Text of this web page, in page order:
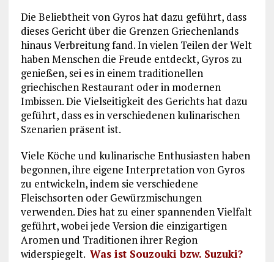
Die Beliebtheit von Gyros hat dazu geführt, dass
dieses Gericht über die Grenzen Griechenlands
hinaus Verbreitung fand. In vielen Teilen der Welt
haben Menschen die Freude entdeckt, Gyros zu
genießen, sei es in einem traditionellen
griechischen Restaurant oder in modernen
Imbissen. Die Vielseitigkeit des Gerichts hat dazu
geführt, dass es in verschiedenen kulinarischen
Szenarien präsent ist.
Viele Köche und kulinarische Enthusiasten haben
begonnen, ihre eigene Interpretation von Gyros
zu entwickeln, indem sie verschiedene
Fleischsorten oder Gewürzmischungen
verwenden. Dies hat zu einer spannenden Vielfalt
geführt, wobei jede Version die einzigartigen
Aromen und Traditionen ihrer Region
widerspiegelt. Was ist Souzouki bzw. Suzuki?